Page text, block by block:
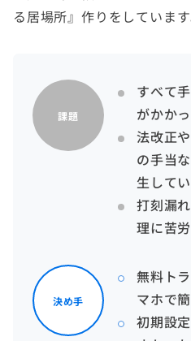
る居場所』作りをしています
課題
すべて
がかか
法改正
の手当
生して
打刻漏
理に苦
決め手
無料ト
マホで
初期設